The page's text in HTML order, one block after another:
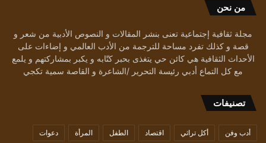
من نحن
مجلة ثقافية إجتماعية تعنى بنشر المقالات و النصوص الأدبية من شعر و
قصة و كذلك تفرد مساحة للترجمة من الأدب العالمي و إضاءات على
الأحداث الثقافية هي كائن حي يتغذى بحبر كتّابه و يكبر بمشاركتهم و يلمع
مع كل التماع أدبي رئيسة التحرير /الشاعرة و القاصة سمية تكجي
تصنيفات
أدب وفن أكل تراثي اقتصاد الطفل المرأة دعوات